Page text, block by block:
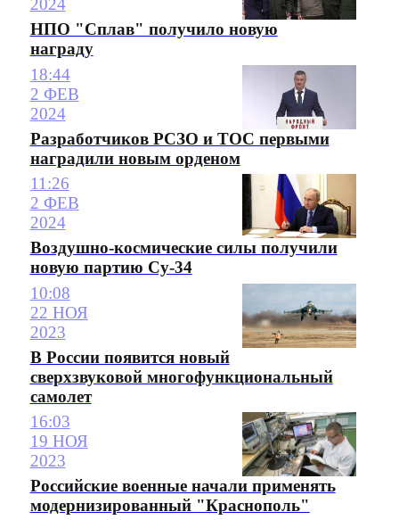
2024
НПО "Сплав" получило новую
награду
18:44
2 ФЕВ
2024
Разработчиков РСЗО и ТОС первыми
наградили новым орденом
11:26
2 ФЕВ
2024
Воздушно-космические силы получили
новую партию Су-34
10:08
22 НОЯ
2023
В России появится новый
сверхзвуковой многофункциональный
самолет
16:03
19 НОЯ
2023
Российские военные начали применять
модернизированный "Краснополь"